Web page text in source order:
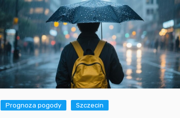
Prognoza pogody Szczecin